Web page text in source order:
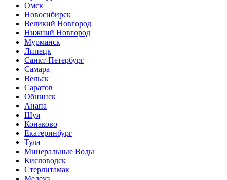
Омск
Новосибирск
Великий Новгород
Нижний Новгород
Мурманск
Липецк
Санкт-Петербург
Самара
Вельск
Саратов
Обнинск
Анапа
Шуя
Конаково
Екатеринбург
Тула
Минеральные Воды
Кисловодск
Стерлитамак